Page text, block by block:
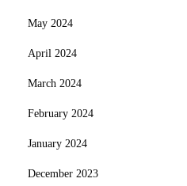
May 2024
April 2024
March 2024
February 2024
January 2024
December 2023